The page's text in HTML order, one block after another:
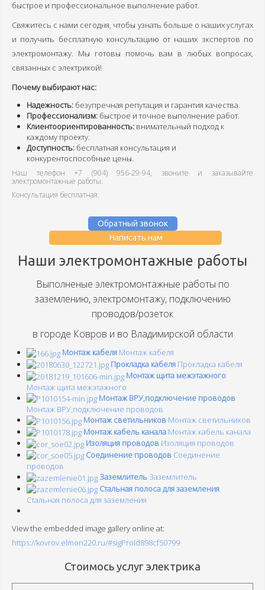
г. Ковров
г. Владимир
г. Александров
г. Гусь-Хрустальный
г. Муром
г. Суздаль
быстрое и профессиональное выполнение работ.
Свяжитесь с нами сегодня, чтобы узнать больше о наших услугах
и получить бесплатную консультацию от наших экспертов по
электромонтажу. Мы готовы помочь вам в любых вопросах,
связанных с электрикой!
Почему выбирают нас:
Надежность: безупречная репутация и гарантия качества.
Профессионализм: быстрое и точное выполнение работ.
Клиентоориентированность: внимательный подход к
каждому проекту.
Доступность: бесплатная консультация и
конкурентоспособные цены.
Наш телефон +7 (904) 956-29-94, звоните и заказывайте
электромонтажные работы.
Консультация бесплатная.
Обратный звонок
Написать нам
Наши электромонтажные работы
Выполненые электромонтажные работы по
заземлению, электромонтажу, подключению
проводов/розеток
в городе Ковров и во Владимирской области
Монтаж кабеля Монтаж кабеля
Прокладка кабеля Прокладка кабеля
Монтаж щита межэтажного
Монтаж щита межэтажного
Монтаж ВРУ,подключение проводов
Монтаж ВРУ,подключение проводов
Монтаж светильников Монтаж светильников
Монтаж кабель канала Монтаж кабель канала
Изоляция проводов Изоляция проводов
Соединение проводов Соединение
проводов
Заземлитель Заземлитель
Стальная полоса для заземления
Стальная полоса для заземления
View the embedded image gallery online at:
https://kovrov.elmon220.ru/#sigProId898cf50799
Стоимось услуг электрика